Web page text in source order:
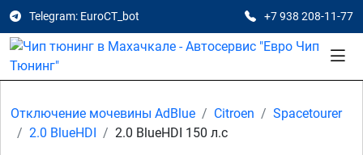
Telegram: EuroCT_bot +7 938 208-11-77
Отключение мочевины AdBlue Citroen
Spacetourer
2.0 BlueHDI
2.0 BlueHDI 150 л.с